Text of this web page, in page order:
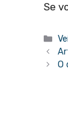
Se
O